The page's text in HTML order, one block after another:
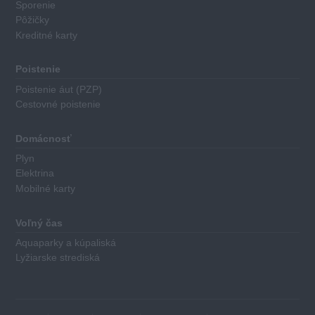
má
priradené
body
nasledovné
kritéria:
Výška
úroku
úveru
Najnižšia
a
Sporenie
Pôžičky
Kreditné karty
Poistenie
Poistenie áut (PZP)
Cestovné poistenie
Domácnosť
Plyn
Elektrina
Mobilné karty
Voľný čas
Aquaparky a kúpaliská
Lyžiarske strediská